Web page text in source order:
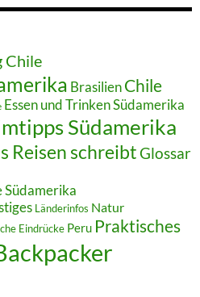
Chile
Brasilien Chile
Essen und Trinken Südamerika
Südamerika
Reisen schreibtGlossar
Südamerika
Länderinfos Natur
Eindrücke Peru Praktisches